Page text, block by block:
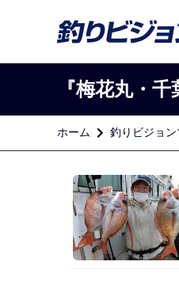
『梅花丸・
ホーム 釣りビジョン